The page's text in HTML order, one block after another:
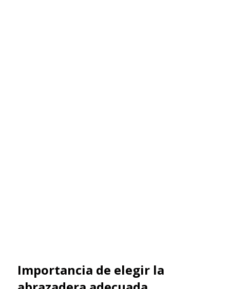
Importancia de elegir la